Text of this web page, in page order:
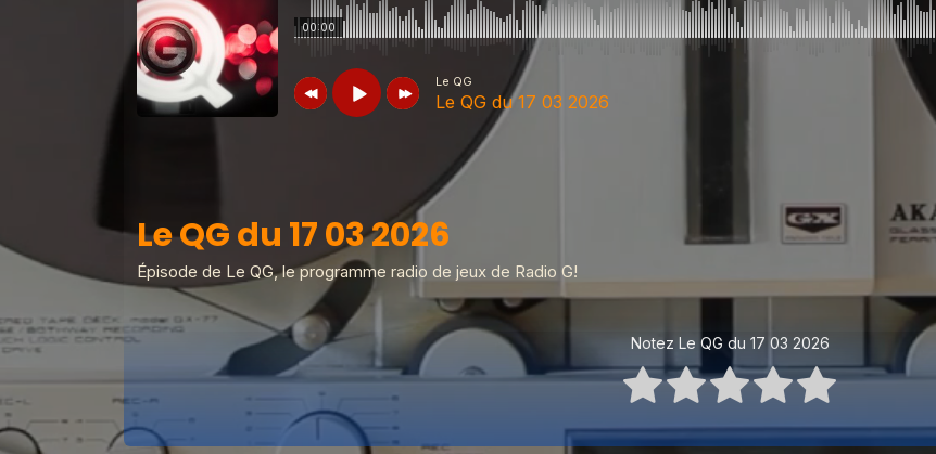
00:00
Le QG
Le QG du 17 03 2026
Le QG Le QG du 12 05 2026
Le QG Le QG du 28 04 2026
Le QG Le QG du 14 04 2026
Le QG du 17 03 2026
Épisode de Le QG, le programme radio de jeux de Radio G!
Notez Le QG du 17 03 2026